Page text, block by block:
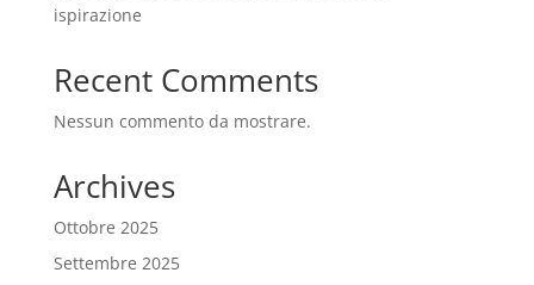
ispirazione
Recent Comments
Nessun commento da mostrare.
Archives
Ottobre 2025
Settembre 2025